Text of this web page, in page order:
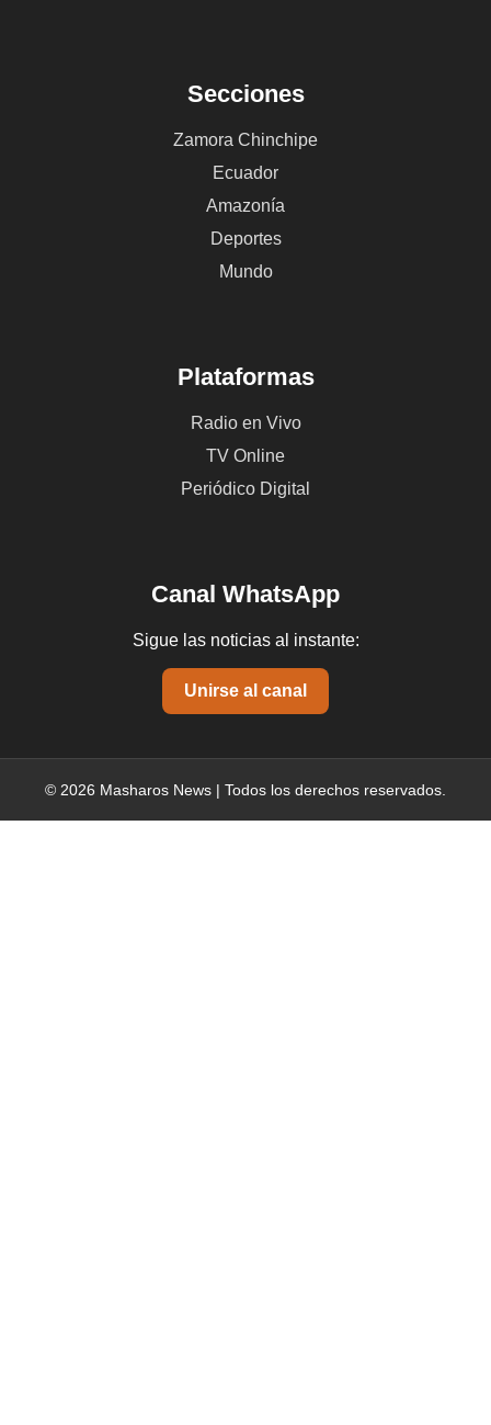
Secciones
Zamora Chinchipe
Ecuador
Amazonía
Deportes
Mundo
Plataformas
Radio en Vivo
TV Online
Periódico Digital
Canal WhatsApp
Sigue las noticias al instante:
Unirse al canal
© 2026 Masharos News | Todos los derechos reservados.